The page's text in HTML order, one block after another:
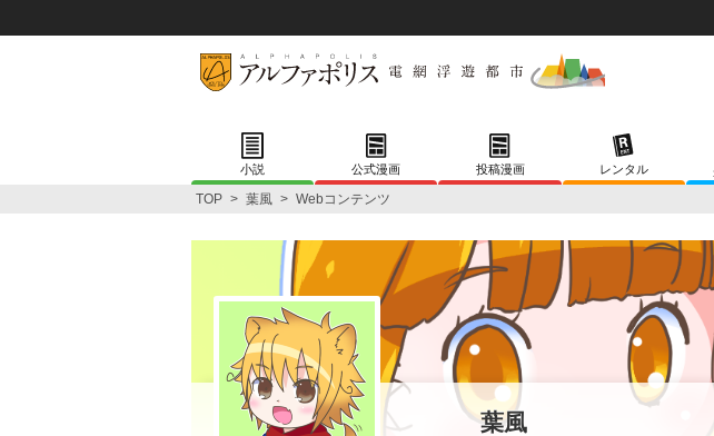
小説 公式漫画 投稿漫画 レンタル
TOP > 葉風 > Webコンテンツ
葉風